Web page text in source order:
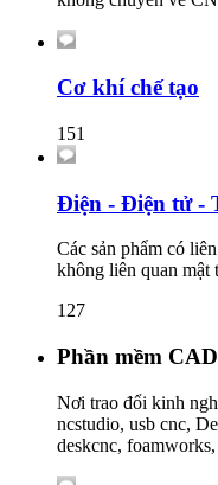
Cơ khí chế tạo
151
Điện - Điện tử -
Các sản phẩm có
không liên quan mật
127
Phần mềm
Nơi trao đổi kinh
ncstudio, usb cnc,
deskcnc,